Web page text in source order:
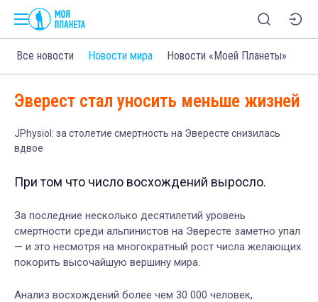
Все новости Новости мира Новости «Моей Планеты»
Эверест стал уносить меньше жизней
JPhysiol: за столетие смертность на Эвересте снизилась
вдвое
При том что число восхождений выросло.
За последние несколько десятилетий уровень
смертности среди альпинистов на Эвересте заметно упал
— и это несмотря на многократный рост числа желающих
покорить высочайшую вершину мира.
Анализ восхождений более чем 30 000 человек,